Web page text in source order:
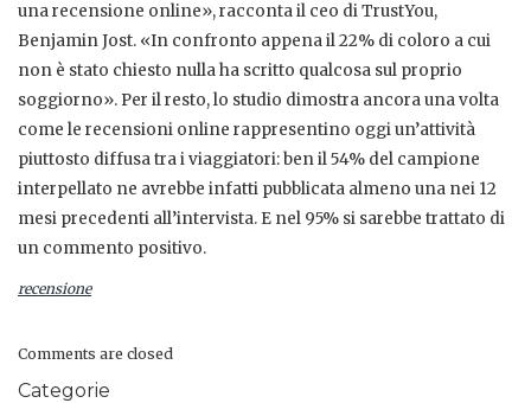
una recensione online», racconta il ceo di TrustYou,
Benjamin Jost. «In confronto appena il 22% di coloro a cui
non è stato chiesto nulla ha scritto qualcosa sul proprio
soggiorno». Per il resto, lo studio dimostra ancora una volta
come le recensioni online rappresentino oggi un’attività
piuttosto diffusa tra i viaggiatori: ben il 54% del campione
interpellato ne avrebbe infatti pubblicata almeno una nei 12
mesi precedenti all’intervista. E nel 95% si sarebbe trattato di
un commento positivo.
recensione
Comments are closed
Categorie